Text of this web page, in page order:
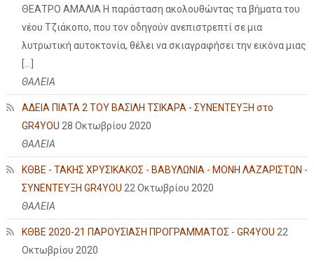
ΘΕΑΤΡΟ ΑΜΑΛΙΑ Η παράσταση ακολουθώντας τα βήματα του
νέου Τζιάκοπο, που τον οδηγούν ανεπιστρεπτί σε μια
λυτρωτική αυτοκτονία, θέλει να σκιαγραφήσει την εικόνα μιας
[…]
ΘΑΛΕΙΑ
ΑΔΕΙΑ ΠΙΑΤΑ 2 ΤΟΥ ΒΑΣΙΛΗ ΤΣΙΚΑΡΑ - ΣΥΝΕΝΤΕΥΞΗ στο
GR4YOU 28 Οκτωβρίου 2020
ΘΑΛΕΙΑ
ΚΘΒΕ - ΤΑΚΗΣ ΧΡΥΣΙΚΑΚΟΣ - ΒΑΒΥΛΩΝΙΑ - ΜΟΝΗ ΛΑΖΑΡΙΣΤΩΝ -
ΣΥΝΕΝΤΕΥΞΗ GR4YOU 22 Οκτωβρίου 2020
ΘΑΛΕΙΑ
ΚΘΒΕ 2020-21 ΠΑΡΟΥΣΙΑΣΗ ΠΡΟΓΡΑΜΜΑΤΟΣ - GR4YOU 22
Οκτωβρίου 2020